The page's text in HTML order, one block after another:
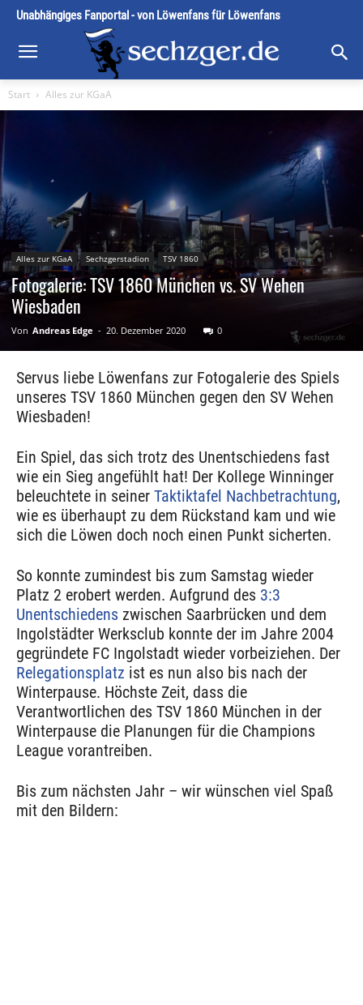
Unabhängiges Fanportal - von Löwenfans für Löwenfans
Start Alles zur KGaA
Alles zur KGaA Sechzgerstadion TSV 1860
Fotogalerie: TSV 1860 München vs. SV Wehen
Wiesbaden
Von Andreas Edge - 20. Dezember 2020 0
Servus liebe Löwenfans zur Fotogalerie des Spiels
unseres TSV 1860 München gegen den SV Wehen
Wiesbaden!
Ein Spiel, das sich trotz des Unentschiedens fast
wie ein Sieg angefühlt hat! Der Kollege Winninger
beleuchtete in seiner Taktiktafel Nachbetrachtung,
wie es überhaupt zu dem Rückstand kam und wie
sich die Löwen doch noch einen Punkt sicherten.
So konnte zumindest bis zum Samstag wieder
Platz 2 erobert werden. Aufgrund des 3:3
Unentschiedens zwischen Saarbrücken und dem
Ingolstädter Werksclub konnte der im Jahre 2004
gegründete FC Ingolstadt wieder vorbeiziehen. Der
Relegationsplatz ist es nun also bis nach der
Winterpause. Höchste Zeit, dass die
Verantwortlichen des TSV 1860 München in der
Winterpause die Planungen für die Champions
League vorantreiben.
Bis zum nächsten Jahr – wir wünschen viel Spaß
mit den Bildern: